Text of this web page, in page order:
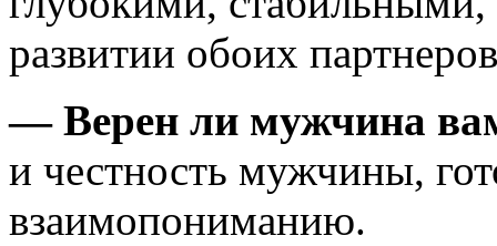
развитии обоих
— Верен ли мужчина
и честность мужчины,
взаимопониманию.